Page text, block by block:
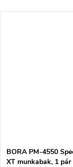
BORA PM-4550
XT munkabak, 1 pár